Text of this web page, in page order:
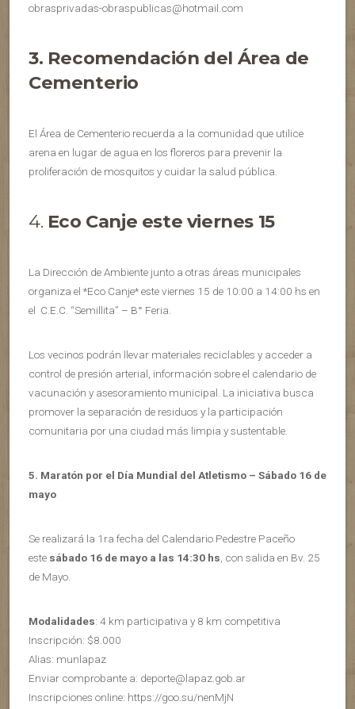
obrasprivadas-obraspublicas@hotmail.com
3. Recomendación del Área de
Cementerio
El Área de Cementerio recuerda a la comunidad que utilice
arena en lugar de agua en los floreros para prevenir la
proliferación de mosquitos y cuidar la salud pública.
4. Eco Canje este viernes 15
La Dirección de Ambiente junto a otras áreas municipales
organiza el *Eco Canje* este viernes 15 de 10:00 a 14:00 hs en
el C.E.C. “Semillita” – B° Feria.
Los vecinos podrán llevar materiales reciclables y acceder a
control de presión arterial, información sobre el calendario de
vacunación y asesoramiento municipal. La iniciativa busca
promover la separación de residuos y la participación
comunitaria por una ciudad más limpia y sustentable.
5. Maratón por el Día Mundial del Atletismo – Sábado 16 de
mayo
Se realizará la 1ra fecha del Calendario Pedestre Paceño
este sábado 16 de mayo a las 14:30 hs , con salida en Bv. 25
de Mayo.
Modalidades: 4 km participativa y 8 km competitiva
Inscripción: $8.000
Alias: munlapaz
Enviar comprobante a: deporte@lapaz.gob.ar
Inscripciones online: https://goo.su/nenMjN